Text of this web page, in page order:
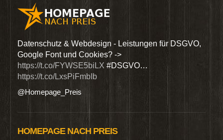
Datenschutz & Webdesign - Leistungen für DSGVO,
Google Font und Cookies? ->
https://t.co/FYWSE5biLX #DSGVO…
https://t.co/LxsPiFmbIb
@Homepage_Preis
HOMEPAGE NACH PREIS